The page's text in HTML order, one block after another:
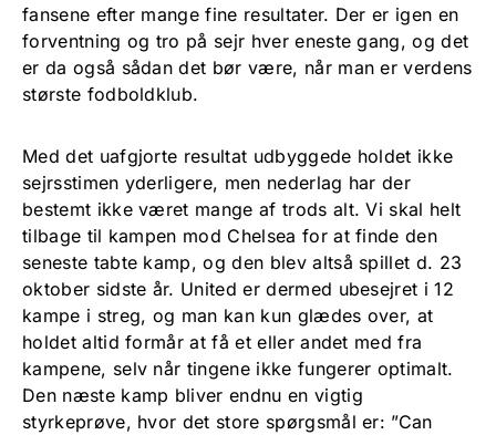
fansene efter mange fine resultater. Der er igen en
forventning og tro på sejr hver eneste gang, og det
er da også sådan det bør være, når man er verdens
største fodboldklub.
Med det uafgjorte resultat udbyggede holdet ikke
sejrsstimen yderligere, men nederlag har der
bestemt ikke været mange af trods alt. Vi skal helt
tilbage til kampen mod Chelsea for at finde den
seneste tabte kamp, og den blev altså spillet d. 23
oktober sidste år. United er dermed ubesejret i 12
kampe i streg, og man kan kun glædes over, at
holdet altid formår at få et eller andet med fra
kampene, selv når tingene ikke fungerer optimalt.
Den næste kamp bliver endnu en vigtig
styrkeprøve, hvor det store spørgsmål er: ”Can